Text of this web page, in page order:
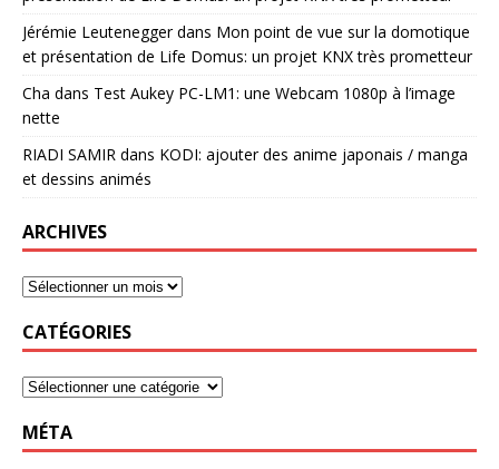
Jérémie Leuteneggerdans Mon point de vue sur la domotique
et présentation de Life Domus: un projet KNX très prometteur
Cha dans Test Aukey PC-LM1: une Webcam 1080p à l’image
nette
RIADI SAMIR dans KODI: ajouter des anime japonais / manga
et dessins animés
ARCHIVES
CATÉGORIES
MÉTA